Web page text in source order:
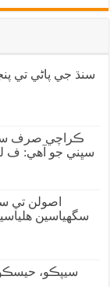
سنڌ جي پاڻي تي
ڪراچي صرف
سڀني جو آهي: ف
سگهياسين
سيپڪو،